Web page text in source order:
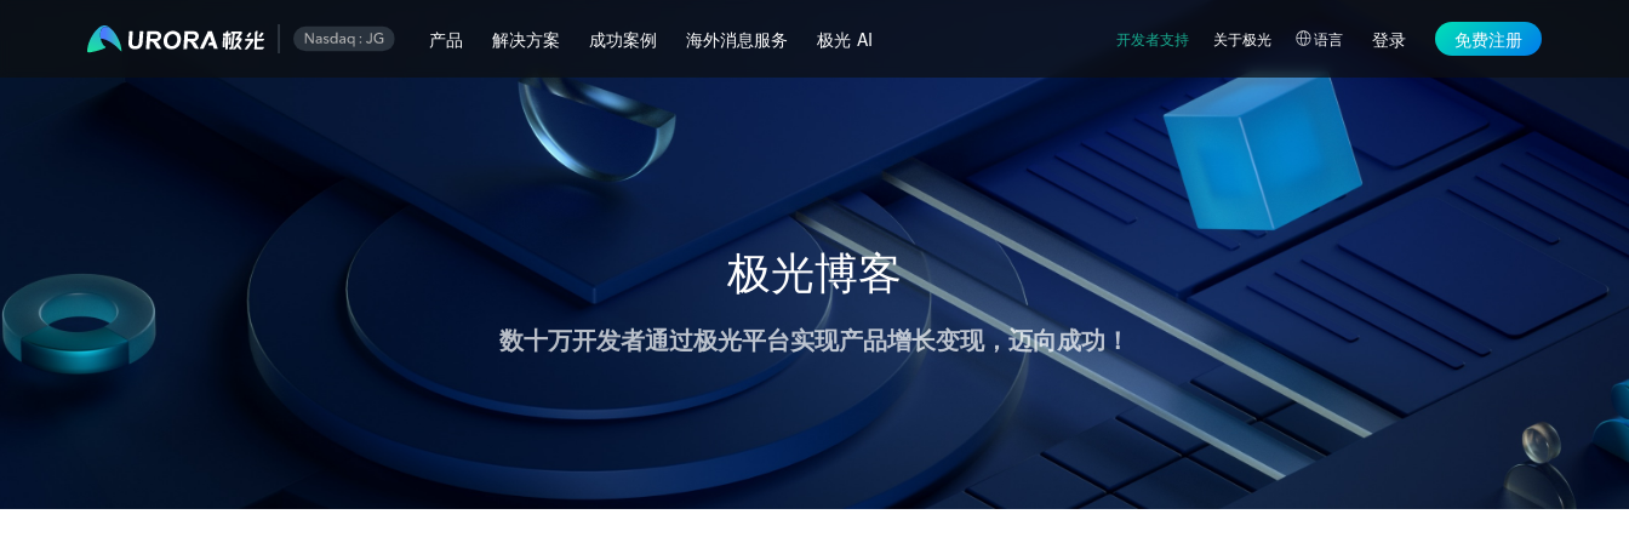
产品 解决方案 成功案例 海外消息服务 极光 AI 开发者支持 关于极光 语言 登录 免费注册
极光博客
数十万开发者通过极光平台实现产品增长变现，迈向成功！